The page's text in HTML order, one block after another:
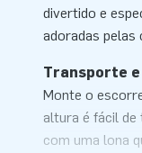
divertido e
adoradas pelas
Transporte
Monte o
altura é fácil
com uma lona